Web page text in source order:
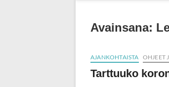
Avainsana:
AJANKOHTAISTA OHJEET
Tarttuuko